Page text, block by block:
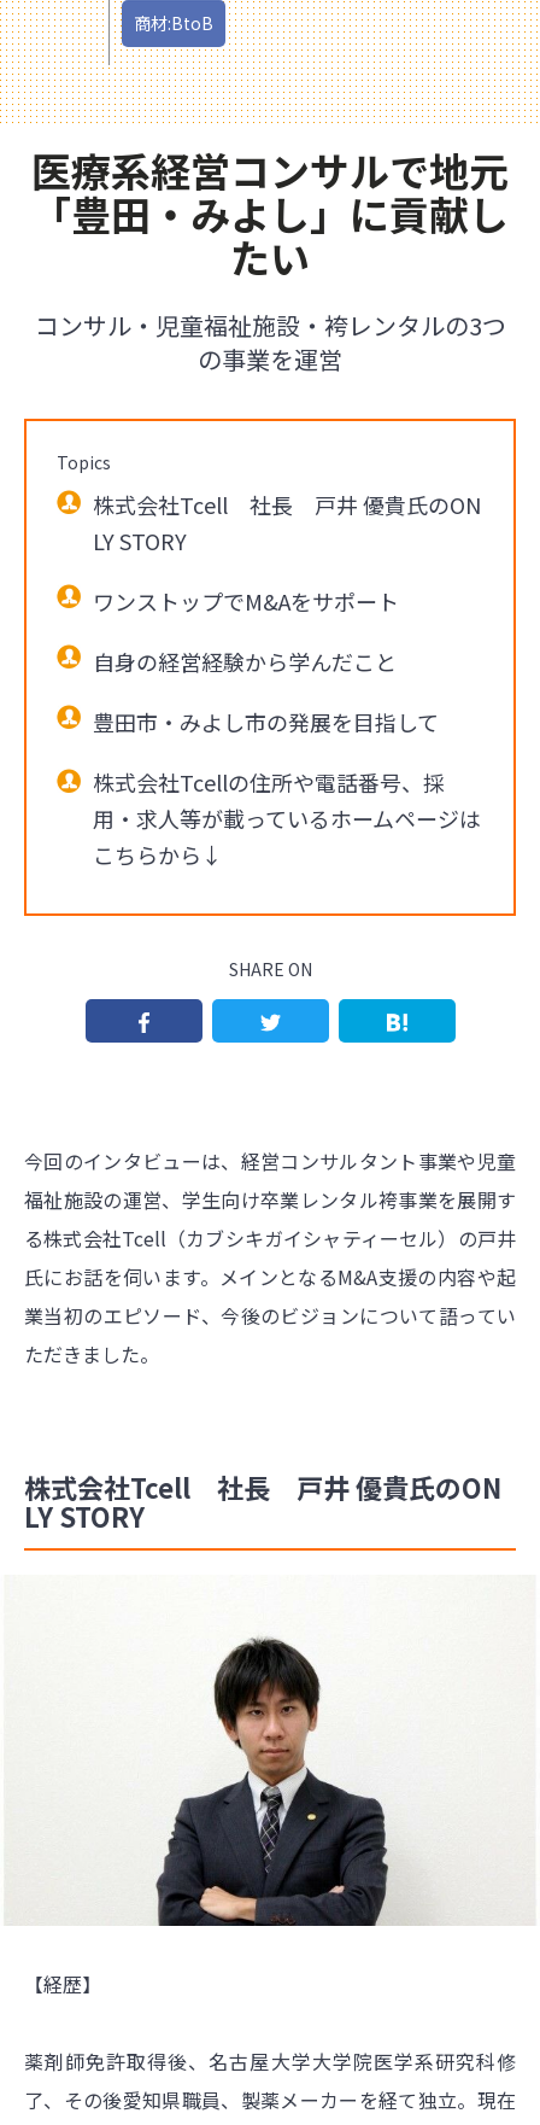
商材:BtoB
医療系経営コンサルで地元
「豊田・みよし」に貢献し
たい
コンサル・児童福祉施設・袴レンタルの3つ
の事業を運営
Topics
株式会社Tcell 社長 戸井 優貴氏のON
LY STORY
ワンストップでM&Aをサポート
自身の経営経験から学んだこと
豊田市・みよし市の発展を目指して
株式会社Tcellの住所や電話番号、採
用・求人等が載っているホームページは
こちらから↓
SHARE ON
今回のインタビューは、経営コンサルタント事業や児童
福祉施設の運営、学生向け卒業レンタル袴事業を展開す
る株式会社Tcell（カブシキガイシャティーセル）の戸井
氏にお話を伺います。メインとなるM&A支援の内容や起
業当初のエピソード、今後のビジョンについて語ってい
ただきました。
株式会社Tcell 社長 戸井 優貴氏のON
LY STORY
【経歴】
薬剤師免許取得後、名古屋大学大学院医学系研究科修
了、その後愛知県職員、製薬メーカーを経て独立。現在